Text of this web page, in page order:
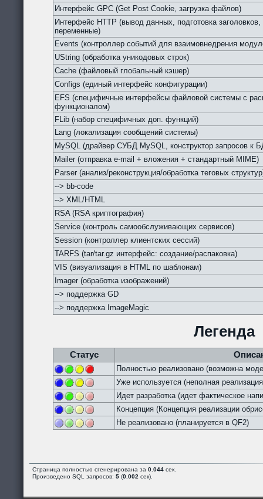
Интерфейс GPC (Get Post Cookie, загрузка файлов)
Интерфейс HTTP (вывод данных, подготовка
переменные)
Events (контроллер событий для взаимовнедрения
UString (обработка уникодовых строк)
Cache (файловый глобальный кэшер)
Configs (единый интерфейс конфигурации)
EFS (специфичные интерфейсы файловой системы с
функционалом)
FLib (набор специфичных доп. функций)
Lang (локализация сообщений системы)
MySQL (драйвер СУБД MySQL, конструктор запросов к
Mailer (отправка e-mail + вложения + стандартный MIME)
Parser (анализ/реконструкция/обработка теговых
--> bb-code
--> XML/HTML
RSA (RSA криптография)
Service (контроль самообслуживающих сервисов)
Session (контроллер клиентских сессий)
TARFS (tar/tar.gz интерфейс: создание/распаковка)
VIS (визуализация в HTML по шаблонам)
Imager (обработка изображений)
--> поддержка GD
--> поддержка ImageMagic
Легенда
Статус
Полностью реализовано (возможна
Уже используется (неполная
Идет разработка (идет фактическое
Концепция (Концепция реализации
Не реализовано (планируется в QF2)
Страница полностью сгенерирована за 0.044 сек.
Произведено SQL запросов: 5 (0.002 сек).